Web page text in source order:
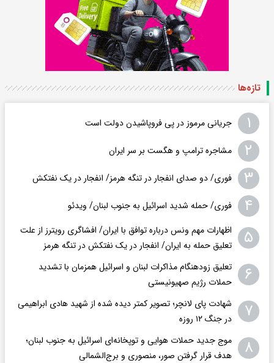
تازه‌ها
۱ جریانی مرموز در پی فروپاشیدن دولت است
۲ مشاجره ترامپ و هگست بر سر ایران
۳ فوری/ دو صدای انفجار در تنگه هرمز/ انفجار در یک نفتکش
۴ فوری/ حمله شدید اسرائیل به جنوب لبنان/ ویدئو
۵
اظهارات مهم ونس درباره توافق با ایران/ افشاگری رویترز از علت
تعلیق حمله به ایران/ انفجار در یک نفتکش در تنگه هرمز
۶
تعلیق زودهنگام مذاکرات لبنان و اسرائیل همزمان با تشدید
حملات رژیم صهیونیستی
۷
شهادت پای لانچر؛ تصویر کمتر دیده شده از شهید هادی ابراهیمی
در جنگ ۱۲ روزه
۸
موج جدید حملات هوایی و توپخانه‌ای اسرائیل به جنوب لبنان؛
هدف قرار گرفتن صور، منصوری و برج‌الشمالی